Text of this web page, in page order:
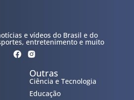
e vídeos do Brasil e do
entretenimento e muito
Outras
Ciência e Tecnologia
Educação